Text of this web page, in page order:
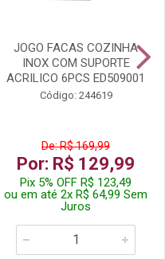
JOGO FACAS COZINHA
INOX COM SUPORTE
ACRILICO 6PCS ED509001
Código: 244619
De: R$ 169,99
Por: R$ 129,99
Pix 5% OFF R$ 123,49
ou em até 2x R$ 64,99 Sem
Juros